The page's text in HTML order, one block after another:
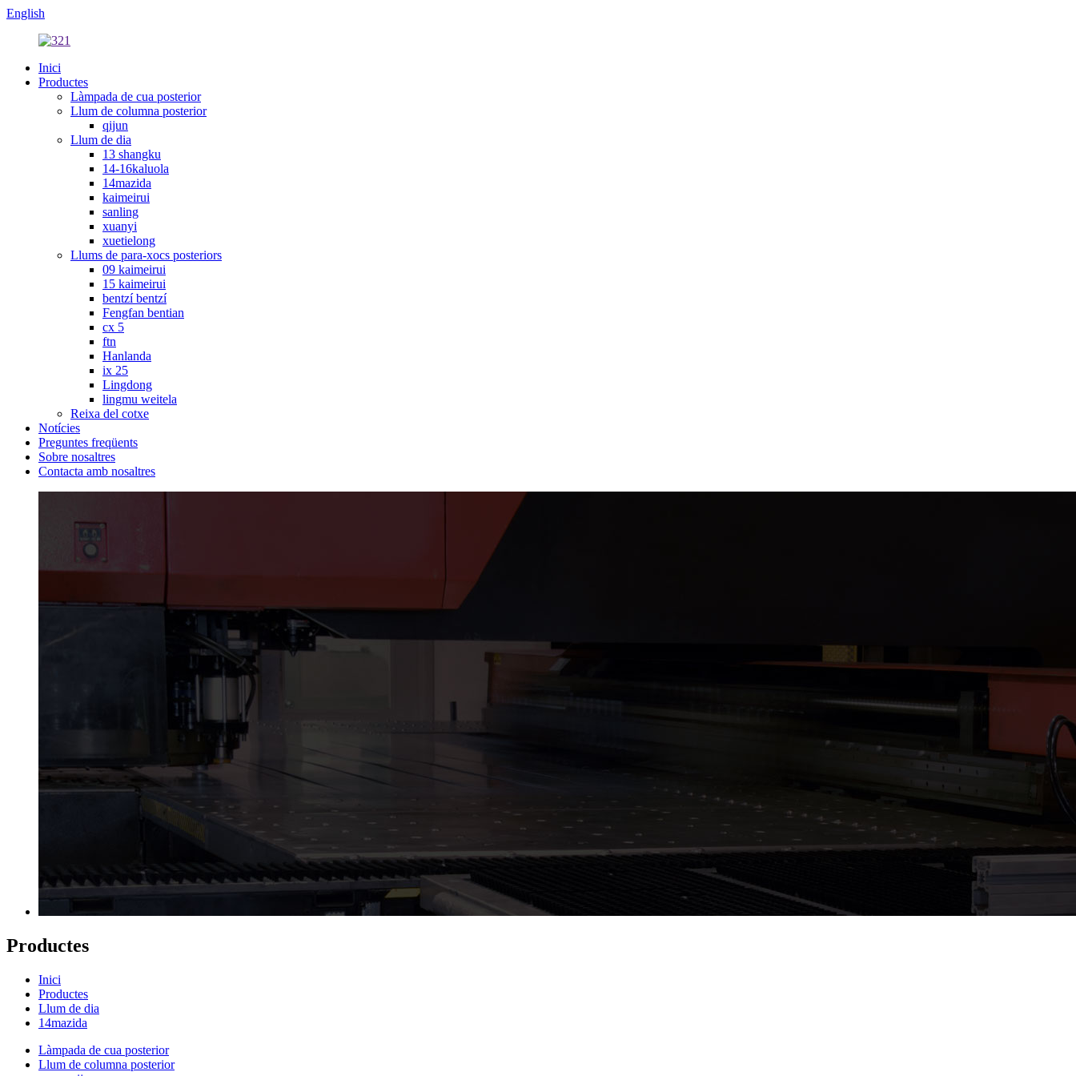
English
Inici
Productes
Làmpada de cua posterior
Llum de columna posterior
qijun
Llum de dia
13 shangku
14-16kaluola
14mazida
kaimeirui
sanling
xuanyi
xuetielong
Llums de para-xocs posteriors
09 kaimeirui
15 kaimeirui
bentzí bentzí
Fengfan bentian
cx 5
ftn
Hanlanda
ix 25
Lingdong
lingmu weitela
Reixa del cotxe
Notícies
Preguntes freqüents
Sobre nosaltres
Contacta amb nosaltres
Productes
Inici
Productes
Llum de dia
14mazida
Làmpada de cua posterior
Llum de columna posterior